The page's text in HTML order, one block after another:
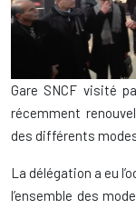
Gare SNCF visité
récemment
des différents
La délégation a eu
l’ensemble des